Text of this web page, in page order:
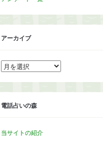
アーカイブ
ア
ー
イ
電話占いの森
当サイトの紹介